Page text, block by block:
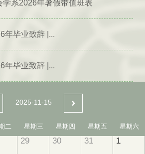
学系2026年暑假带值班表
年毕业致辞 |...
年毕业致辞 |...
2025-11-15
二 星期三 星期四 星期五 星期六
29 30 31 1